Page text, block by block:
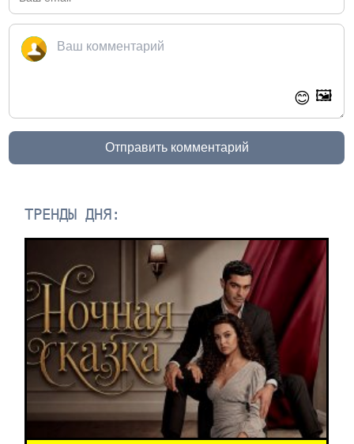
😊 🖼️
Отправить комментарий
ТРЕНДЫ ДНЯ: